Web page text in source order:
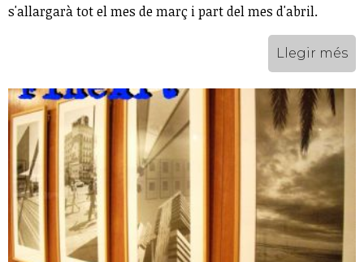
s'allargarà tot el mes de març i part del mes d'abril.
Llegir més